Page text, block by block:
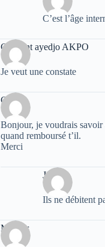
C’est l’âge
Clement ayedjo AKPO
Je veut une constate
Cheb
Bonjour, je voudrais savoir
quand remboursé t’il.
Merci
Jake
Ils ne débitent
MarSar